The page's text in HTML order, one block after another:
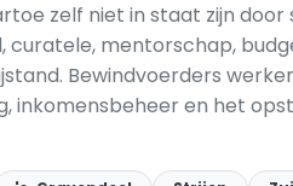
zelf niet in staat zijn door
curatele, mentorschap,
Bewindvoerders
inkomensbeheer en het